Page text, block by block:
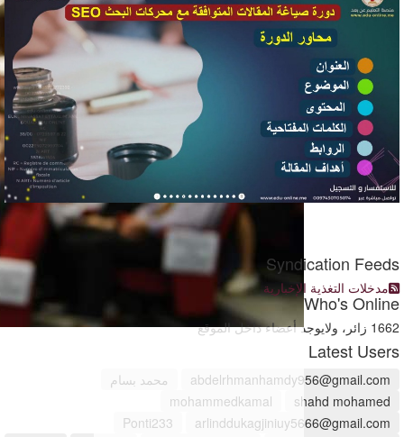
Syndication Feeds
مدخلات التغذية الإخبارية
Who's Online
1662 زائر، ولايوجد أعضاء داخل الموقع
Latest Users
abdelrhmanhamdy956@gmail.com
محمد بسام
shahd mohamed
mohammedkamal
arlinddukagjiniuy5666@gmail.com
Ponti233